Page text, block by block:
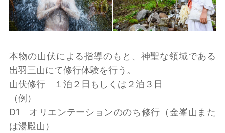
本物の山伏による指導のもと、神聖な領域である
出羽三山にて修行体験を行う。
山伏修行 １泊２日もしくは２泊３日
（例）
D1 オリエンテーションののち修行（金峯山また
は湯殿山）